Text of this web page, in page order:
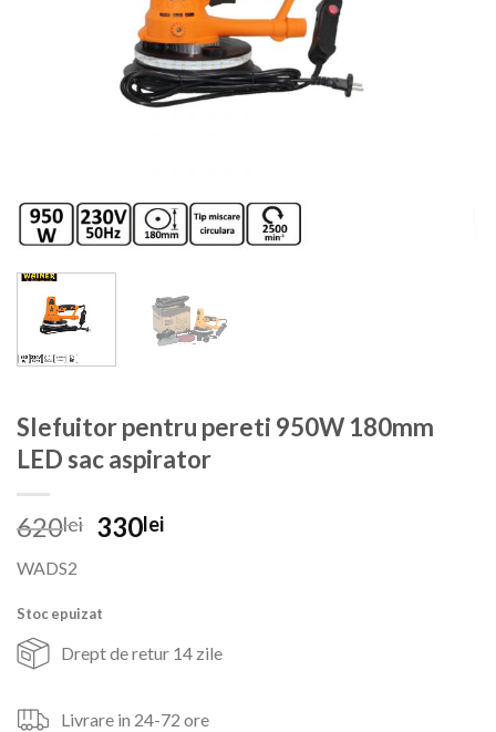
Slefuitor pentru pereti 950W 180mm
LED sac aspirator
620lei Prețul
fost:
330leiPrețul
WADS2
Stoc epuizat
Drept de retur 14 zile
Livrare in 24-72 ore